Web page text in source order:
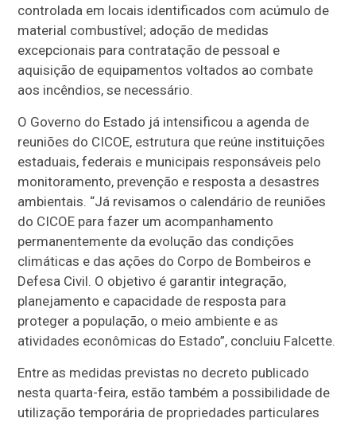
controlada em locais identificados com acúmulo de
material combustível; adoção de medidas
excepcionais para contratação de pessoal e
aquisição de equipamentos voltados ao combate
aos incêndios, se necessário.
O Governo do Estado já intensificou a agenda de
reuniões do CICOE, estrutura que reúne instituições
estaduais, federais e municipais responsáveis pelo
monitoramento, prevenção e resposta a desastres
ambientais. “Já revisamos o calendário de reuniões
do CICOE para fazer um acompanhamento
permanentemente da evolução das condições
climáticas e das ações do Corpo de Bombeiros e
Defesa Civil. O objetivo é garantir integração,
planejamento e capacidade de resposta para
proteger a população, o meio ambiente e as
atividades econômicas do Estado”, concluiu Falcette.
Entre as medidas previstas no decreto publicado
nesta quarta-feira, estão também a possibilidade de
utilização temporária de propriedades particulares